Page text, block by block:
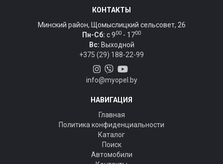
КОНТАКТЫ
Минский район, Щомыслицкий сельсовет, 26
Пн-Сб: c 900 - 1700
Вс: Выходной
+375 (29) 188-22-99
info@myopel.by
НАВИГАЦИЯ
Главная
Политика конфиденциальности
Каталог
Поиск
Автомобили